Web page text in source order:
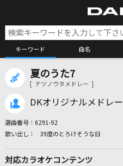
キーワード 曲名
夏のうた7
[ ナツノウタメドレー ]
DKオリジナルメドレー
選曲番号： 6291-92
39度のとろけそうな日
対応カラオケコンテンツ